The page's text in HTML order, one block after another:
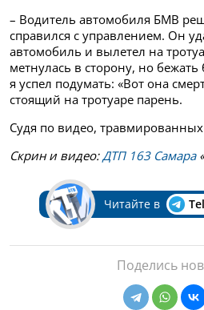
– Водитель автомобиля БМВ
справился с управлением. Он
автомобиль и вылетел на
метнулась в сторону, но
я успел подумать: «Вот она
стоящий на тротуаре парень.
Судя по видео,
Скрин и видео: ДТП 163 Самара
Читайте в
Поделись